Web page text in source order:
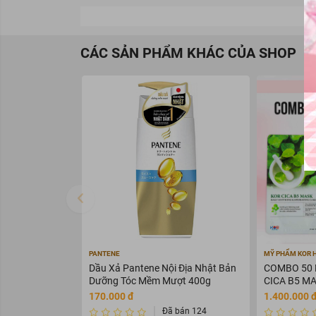
CÁC SẢN PHẨM KHÁC CỦA SHOP
PANTENE
Dầu Xả Pantene Nội Địa Nhật Bản
Dưỡng Tóc Mềm Mượt 400g
170.000 đ
Đã bán 124
MỸ PHẨM KOR
COMBO 50
CICA B5
1.400.000